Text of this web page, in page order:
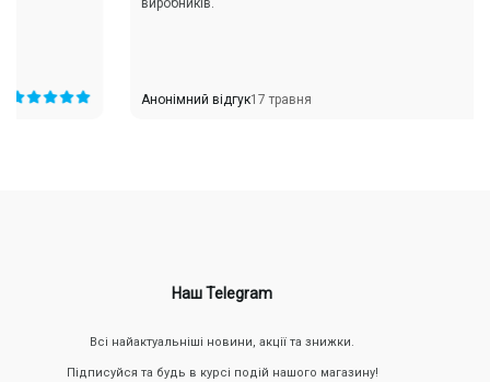
виробників.
Анонімний відгук 17 травня
Наш Telegram
Всі найактуальніші новини, акції та знижки.
Підписуйся та будь в курсі подій нашого магазину!